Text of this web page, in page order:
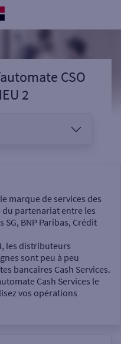
CSO
2
marque de services des
partenariat entre les
BNP Paribas, Crédit
les distributeurs
sont peu à peu
bancaires Cash Services.
Cash Services le
vos opérations